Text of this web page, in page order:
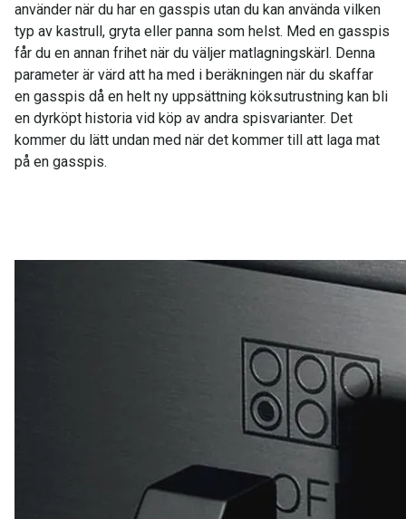
använder när du har en gasspis utan du kan använda vilken
typ av kastrull, gryta eller panna som helst. Med en gasspis
får du en annan frihet när du väljer matlagningskärl. Denna
parameter är värd att ha med i beräkningen när du skaffar
en gasspis då en helt ny uppsättning köksutrustning kan bli
en dyrköpt historia vid köp av andra spisvarianter. Det
kommer du lätt undan med när det kommer till att laga mat
på en gasspis.